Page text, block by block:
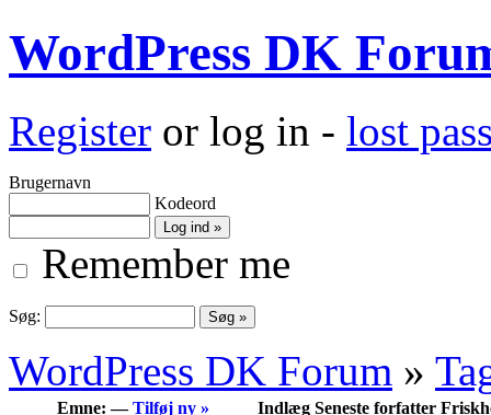
WordPress DK
Register or log in - lost
Brugernavn
Kodeord
Remember me
Søg:
WordPress DK Forum »
Emne: —Tilføj ny » Indlæg Seneste forfatter